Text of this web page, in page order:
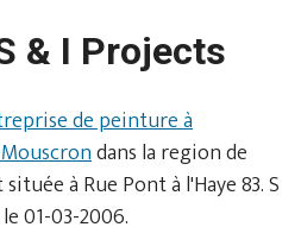
& I Projects
de peinture à
dans la region de
à Rue Pont à l'Haye 83. S
01-03-2006.